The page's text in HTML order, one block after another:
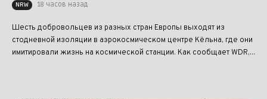
NRW 18 часов назад
Шесть добровольцев из разных стран Европы выходят из
стодневной изоляции в аэрокосмическом центре Кёльна, где они
имитировали жизнь на космической станции. Как сообщает WDR,...